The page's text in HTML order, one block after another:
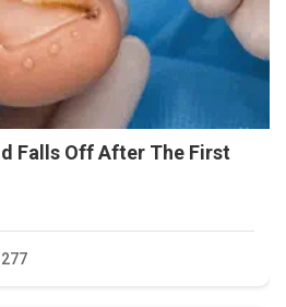
Falls Off After The First
277